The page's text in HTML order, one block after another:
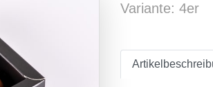
Variante: 4er